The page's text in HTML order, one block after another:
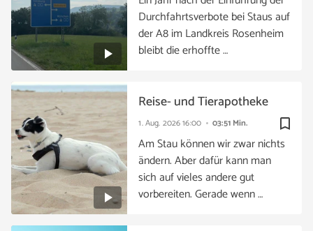
Durchfahrtsverbote bei Staus auf
der A8 im Landkreis Rosenheim
bleibt die erhoffte …
bookmark_border
1. Aug. 202616:00 03:51 Min.
Reise- und Tierapotheke
Am Stau können wir zwar nichts
ändern. Aber dafür kann man
sich auf vieles andere gut
vorbereiten. Gerade wenn …